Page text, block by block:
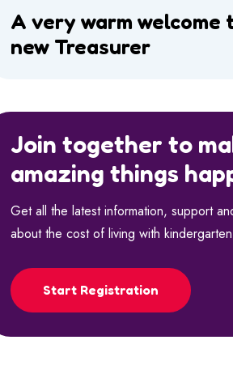
A very warm welcome
new Treasurer
Join together to
amazing things
Get all the latest information, support
about the cost of living with
Start Registration